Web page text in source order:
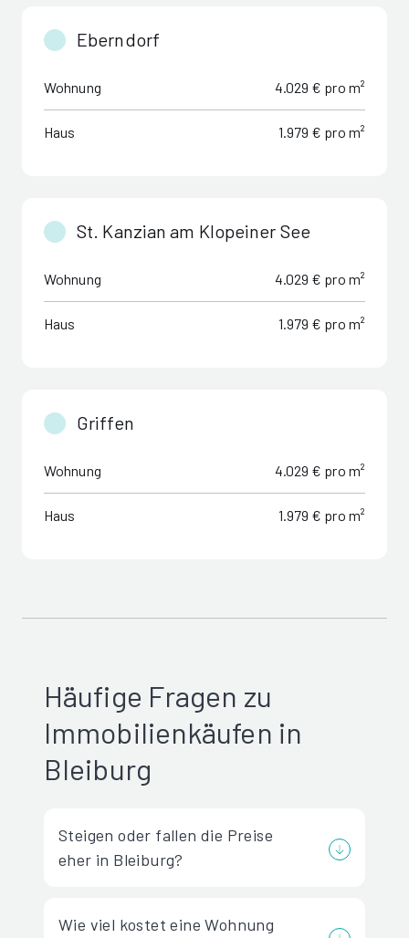
Eberndorf
Wohnung 4.029 € pro m²
Haus 1.979 € pro m²
St. Kanzian am Klopeiner See
Wohnung 4.029 € pro m²
Haus 1.979 € pro m²
Griffen
Wohnung 4.029 € pro m²
Haus 1.979 € pro m²
Häufige Fragen zu
Immobilienkäufen in
Bleiburg
Steigen oder fallen die Preise
eher in Bleiburg?
Wie viel kostet eine Wohnung